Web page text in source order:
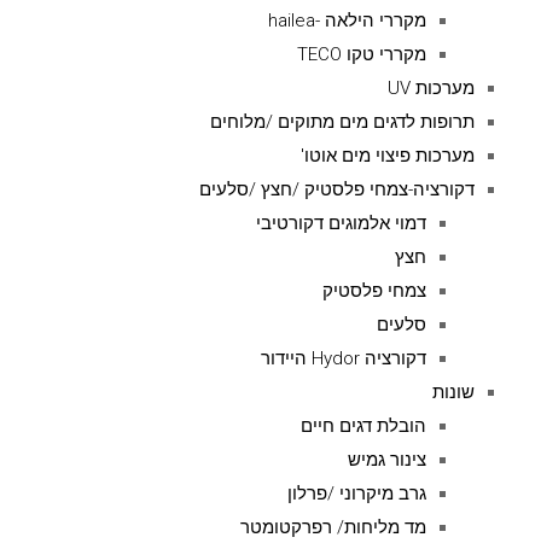
מקררי הילאה -hailea
מקררי טקו TECO
מערכות UV
תרופות לדגים מים מתוקים /מלוחים
מערכות פיצוי מים אוטו'
דקורציה-צמחי פלסטיק /חצץ /סלעים
דמוי אלמוגים דקורטיבי
חצץ
צמחי פלסטיק
סלעים
דקורציה Hydor היידור
שונות
הובלת דגים חיים
צינור גמיש
גרב מיקרוני /פרלון
מד מליחות/ רפרקטומטר